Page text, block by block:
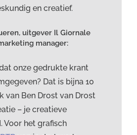
en creatief.
uitgever Il Giornale
manager:
onze gedrukte krant
Dat is bijna 10
van Ben Drost van Drost
– je creatieve
Voor het grafisch